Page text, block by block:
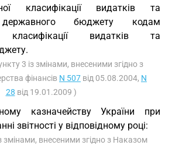
класифікації видатків та
державного бюджету кодам
класифікації видатків та
3 із змінами, внесеними згідно з
фінансів N 507 від 05.08.2004, N
28 від 19.01.2009 )
казначейству України при
звітності у відповідному році:
змінами, внесеними згідно з Наказом